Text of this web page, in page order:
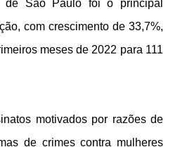
de São Paulo foi o principal
com crescimento de 33,7%,
meses de 2022 para 111
motivados por razões de
de crimes contra mulheres